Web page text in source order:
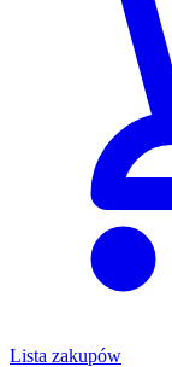
Lista zakupów